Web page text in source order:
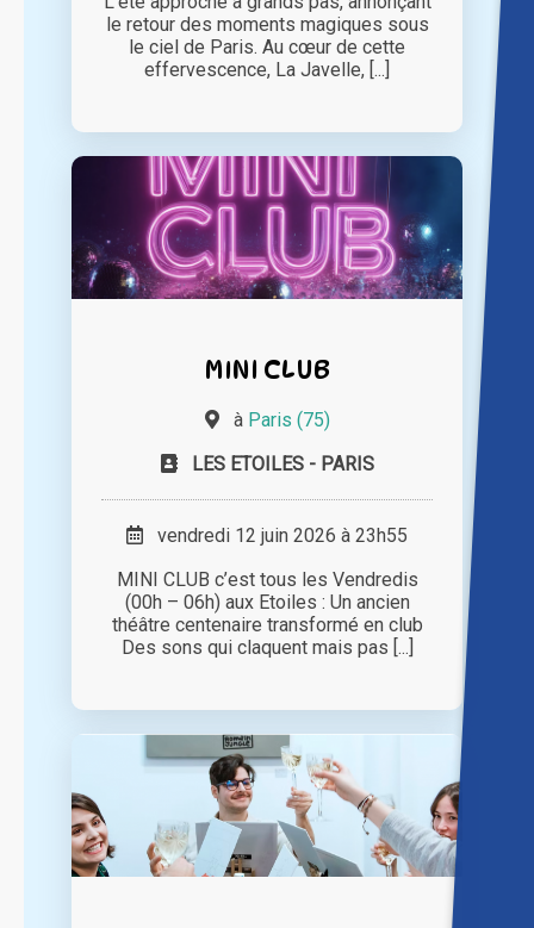
le retour des moments magiques sous
le ciel de Paris. Au cœur de cette
effervescence, La Javelle, [...]
MINI CLUB
à Paris (75)
LES ETOILES - PARIS
vendredi 12 juin 2026 à 23h55
MINI CLUB c’est tous les Vendredis
(00h – 06h) aux Etoiles : Un ancien
théâtre centenaire transformé en club
Des sons qui claquent mais pas [...]